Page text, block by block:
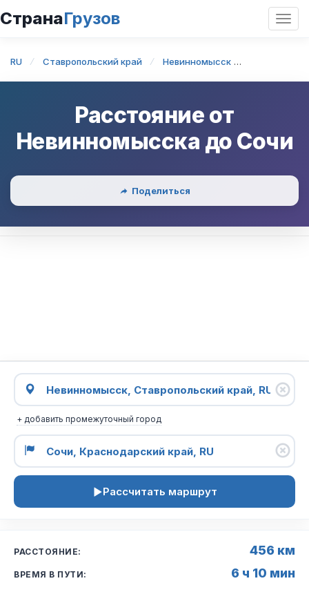
СтранаГрузов
RU Ставропольский край Невинномысск
Расстояние от
Невинномысска до Сочи
Поделиться
+ добавить промежуточный город
Рассчитать маршрут
РАССТОЯНИЕ: 456 км
ВРЕМЯ В ПУТИ: 6 ч 10 мин